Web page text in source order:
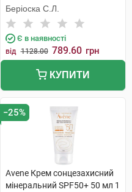
флакон
Беріоска С.Л.
Є в наявності
від 1128.00 789.60 грн
КУПИТИ
−25%
Avene Крем сонцезахисний
мінеральний SPF50+ 50 мл 1